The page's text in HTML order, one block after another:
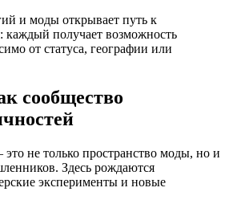
и моды открывает путь к
каждый получает возможность
от статуса, географии или
сообщество
не только пространство моды, но и
Здесь рождаются
эксперименты и новые